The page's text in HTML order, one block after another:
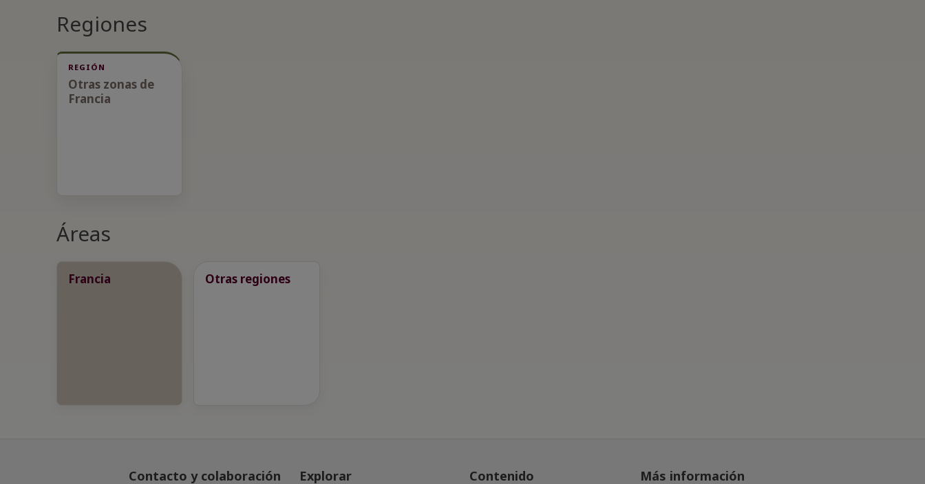
Regiones
REGIÓN
Otras zonas de
Francia
Áreas
Francia Otras regiones
Contacto y colaboración Explorar Contenido Más información